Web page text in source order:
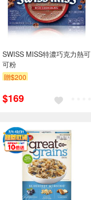
SWISS MISS特濃巧克力熱可
可粉
贈$200
$169